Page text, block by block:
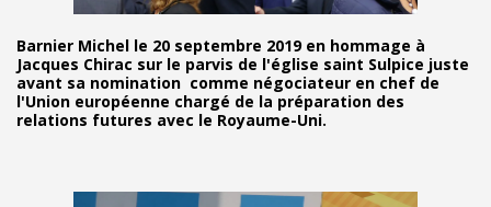
Barnier Michel le 20 septembre 2019 en hommage à
Jacques Chirac sur le parvis de l'église saint Sulpice juste
avant sa nomination comme négociateur en chef de
l'Union européenne chargé de la préparation des
relations futures avec le Royaume-Uni.